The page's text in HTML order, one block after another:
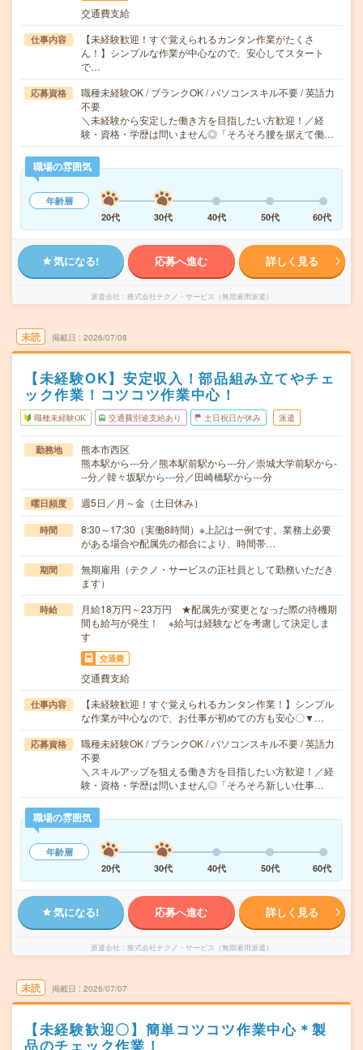
交通費支給
仕事内容
【未経験歓迎！すぐ覚えられるカンタン作業がたくさ
ん！】シンプルな作業が中心なので、安心してスタート
で…
応募資格
職種未経験OK / ブランクOK / パソコンスキル不要 / 英語力
不要
＼未経験から安定した働き方を目指したい方歓迎！／経
験・資格・学歴は問いません◎「そろそろ腰を据えて働…
職場の雰囲気
年齢層
20代
30代 40代 50代 60代
気になる! 応募へ進む 詳しく見る
派遣会社 株式会社テクノ・サービス（無期雇用派遣）
未読 掲載日 2026/07/08
【未経験OK】安定収入！部品組み立てやチェ
ック作業！コツコツ作業中心！
職種未経験OK 交通費別途支給あり 土日祝日が休み 派遣
勤務地
熊本市西区
熊本駅から---分／熊本駅前駅から---分／崇城大学前駅から-
--分／韓々坂駅から---分／田崎橋駅から---分
曜日頻度 週5日／月～金（土日休み）
時間
8:30～17:30（実働8時間）※上記は一例です。業務上必要
がある場合や配属先の都合により、時間帯…
期間
無期雇用（テクノ・サービスの正社員として勤務いただき
ます）
時給
月給18万円～23万円 ★配属先が変更となった際の待機期
間も給与が発生！ ※給与は経験などを考慮して決定しま
す
交通費
交通費支給
仕事内容
【未経験歓迎！すぐ覚えられるカンタン作業！】シンプル
な作業が中心なので、お仕事が初めての方も安心〇▼…
応募資格
職種未経験OK / ブランクOK / パソコンスキル不要 / 英語力
不要
＼スキルアップを狙える働き方を目指したい方歓迎！／経
験・資格・学歴は問いません◎「そろそろ新しい仕事…
職場の雰囲気
年齢層
20代
30代 40代 50代 60代
気になる! 応募へ進む 詳しく見る
派遣会社 株式会社テクノ・サービス（無期雇用派遣）
未読 掲載日 2026/07/07
【未経験歓迎〇】簡単コツコツ作業中心＊製
品のチェック作業！